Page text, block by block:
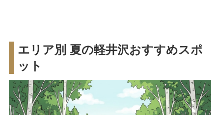
エリア別 夏の軽井沢おすすめスポ
ット